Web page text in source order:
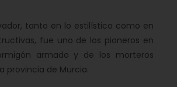
tanto en lo estilístico como en
fue uno de los pioneros en
armado y de los morteros
provincia de Murcia.